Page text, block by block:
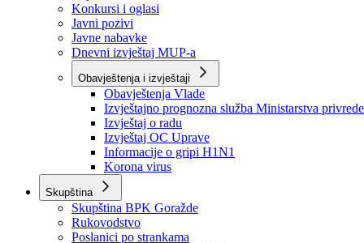
Sve vijesti
Izdvojeno
Najave
Konkursi i oglasi
Javni pozivi
Javne nabavke
Dnevni izvještaj MUP-a
Obavještenja i izvještaji
Obavještenja Vlade
Izvještajno prognozna služba Ministarstva privrede
Izvještaj o radu
Izvještaj OC Uprave
Informacije o gripi H1N1
Korona virus
Skupština